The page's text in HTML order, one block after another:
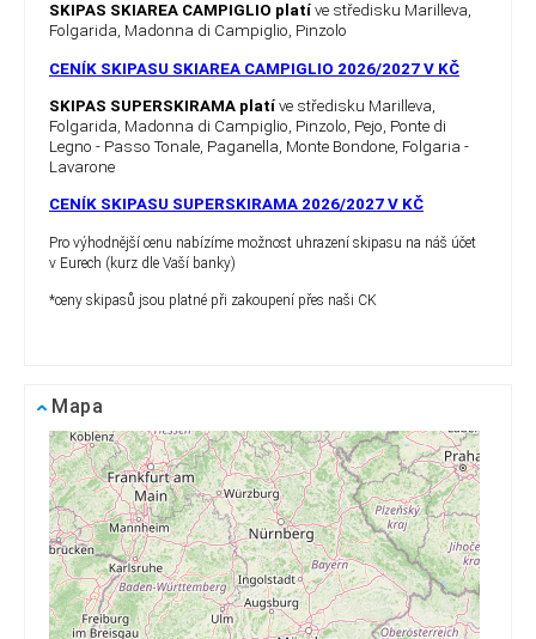
SKIPAS SKIAREA CAMPIGLIO platí ve středisku Marilleva,
Folgarida, Madonna di Campiglio, Pinzolo
CENÍK SKIPASU SKIAREA CAMPIGLIO 2026/2027 V KČ
SKIPAS SUPERSKIRAMA platí ve středisku Marilleva,
Folgarida, Madonna di Campiglio, Pinzolo, Pejo, Ponte di
Legno - Passo Tonale, Paganella, Monte Bondone, Folgaria -
Lavarone
CENÍK SKIPASU SUPERSKIRAMA 2026/2027 V KČ
Pro výhodnější cenu nabízíme možnost uhrazení skipasu na náš účet
v Eurech (kurz dle Vaší banky)
*ceny skipasů jsou platné při zakoupení přes naši CK
Mapa